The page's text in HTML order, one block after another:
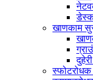
खाणकाम